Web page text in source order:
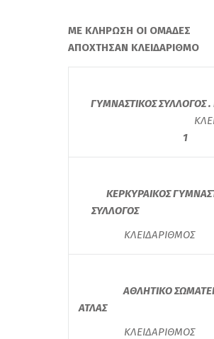
ΜΕ ΚΛΗΡΩΣΗ ΟΙ ΟΜΑΔΕΣ
ΑΠΟΧΤΗΣΑΝ ΚΛΕΙΔΑΡΙΘΜΟ
ΓΥΜΝΑΣΤΙΚΟΣ ΣΥΛΛΟΓΟΣ
1
ΚΕΡΚΥΡΑΙΚΟΣ
ΚΛΕΙΔΑΡΙΘΜΟΣ
ΑΘΛΗΤΙΚΟ
ΚΛΕΙΔΑΡΙΘΜΟΣ